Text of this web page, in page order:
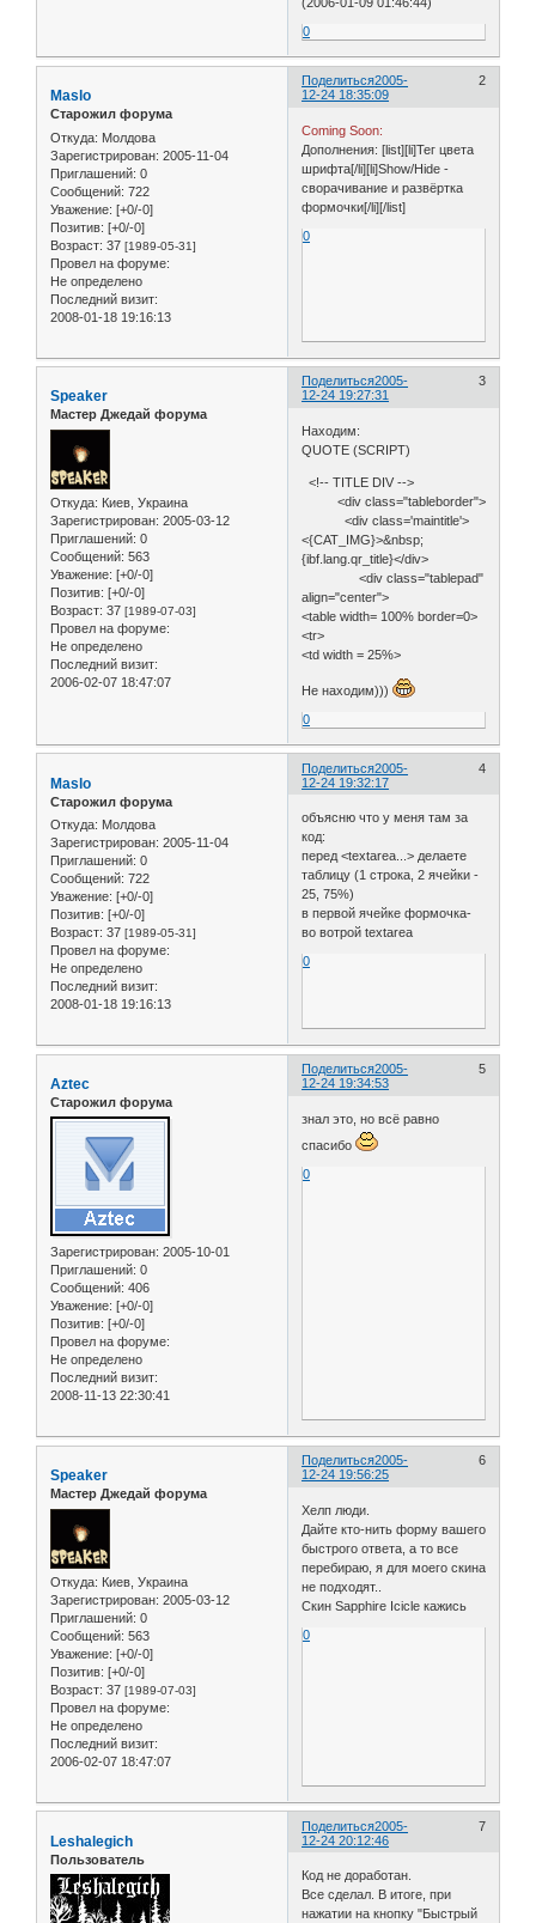
0
Поделиться 2
2005-
12-24 18:35:09
Maslo
Старожил форума
Откуда: Молдова
Зарегистрирован: 2005-11-04
Приглашений: 0
Сообщений: 722
Уважение: [+0/-0]
Позитив: [+0/-0]
Возраст: 37 [1989-05-31]
Провел на форуме:
Не определено
Последний визит:
2008-01-18 19:16:13
Coming Soon:
Дополнения: [list][li]Тег цвета
шрифта[/li][li]Show/Hide -
сворачивание и развёртка
формочки[/li][/list]
0
Поделиться 3
2005-
12-24 19:27:31
Speaker
Мастер Джедай форума
Откуда: Киев, Украина
Зарегистрирован: 2005-03-12
Приглашений: 0
Сообщений: 563
Уважение: [+0/-0]
Позитив: [+0/-0]
Возраст: 37 [1989-07-03]
Провел на форуме:
Не определено
Последний визит:
2006-02-07 18:47:07
Находим:
QUOTE (SCRIPT)
<!-- TITLE DIV -->
<div class="tableborder">
<div class='maintitle'>
<{CAT_IMG}>&nbsp;
{ibf.lang.qr_title}</div>
<div class="tablepad"
align="center">
<table width= 100% border=0>
<tr>
<td width = 25%>
Не находим)))
0
Поделиться 4
2005-
12-24 19:32:17
Maslo
Старожил форума
Откуда: Молдова
Зарегистрирован: 2005-11-04
Приглашений: 0
Сообщений: 722
Уважение: [+0/-0]
Позитив: [+0/-0]
Возраст: 37 [1989-05-31]
Провел на форуме:
Не определено
Последний визит:
2008-01-18 19:16:13
объясню что у меня там за
код:
перед <textarea...> делаете
таблицу (1 строка, 2 ячейки -
25, 75%)
в первой ячейке формочка-
во вотрой textarea
0
Поделиться 5
2005-
12-24 19:34:53
Aztec
Старожил форума
Зарегистрирован: 2005-10-01
Приглашений: 0
Сообщений: 406
Уважение: [+0/-0]
Позитив: [+0/-0]
Провел на форуме:
Не определено
Последний визит:
2008-11-13 22:30:41
знал это, но всё равно
спасибо
0
Поделиться 6
2005-
12-24 19:56:25
Speaker
Мастер Джедай форума
Откуда: Киев, Украина
Зарегистрирован: 2005-03-12
Приглашений: 0
Сообщений: 563
Уважение: [+0/-0]
Позитив: [+0/-0]
Возраст: 37 [1989-07-03]
Провел на форуме:
Не определено
Последний визит:
2006-02-07 18:47:07
Хелп люди.
Дайте кто-нить форму вашего
быстрого ответа, а то все
перебираю, я для моего скина
не подходят..
Скин Sapphire Icicle кажись
0
Поделиться 7
2005-
12-24 20:12:46
Leshalegich
Пользователь
Код не доработан.
Все сделал. В итоге, при
нажатии на кнопку "Быстрый